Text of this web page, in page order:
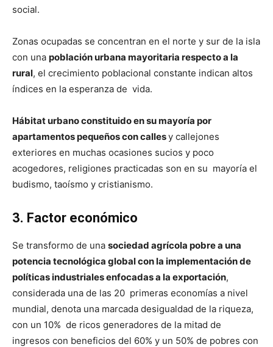
social.
Zonas ocupadas se concentran en el norte y sur de la isla
con una población urbana mayoritaria respecto a la
rural, el crecimiento poblacional constante indican altos
índices en la esperanza de vida.
Hábitat urbano constituido en su mayoría por
apartamentos pequeños con callesy callejones
exteriores en muchas ocasiones sucios y poco
acogedores, religiones practicadas son en su mayoría el
budismo, taoísmo y cristianismo.
3. Factor económico
Se transformo de una sociedad agrícola pobre a una
potencia tecnológica global con la implementación de
políticas industriales enfocadas a la exportación,
considerada una de las 20 primeras economías a nivel
mundial, denota una marcada desigualdad de la riqueza,
con un 10% de ricos generadores de la mitad de
ingresos con beneficios del 60% y un 50% de pobres con